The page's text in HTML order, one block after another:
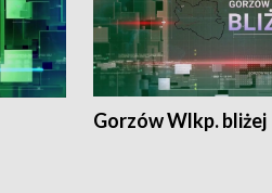
Gorzów Wlkp. bliżej